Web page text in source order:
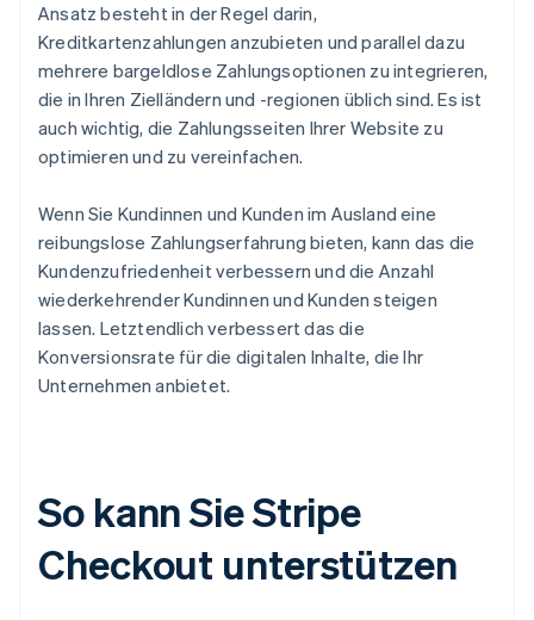
Ansatz besteht in der Regel darin,
Kreditkartenzahlungen anzubieten und parallel dazu
mehrere bargeldlose Zahlungsoptionen zu integrieren,
die in Ihren Zielländern und -regionen üblich sind. Es ist
auch wichtig, die Zahlungsseiten Ihrer Website zu
optimieren und zu vereinfachen.
Wenn Sie Kundinnen und Kunden im Ausland eine
reibungslose Zahlungserfahrung bieten, kann das die
Kundenzufriedenheit verbessern und die Anzahl
wiederkehrender Kundinnen und Kunden steigen
lassen. Letztendlich verbessert das die
Konversionsrate für die digitalen Inhalte, die Ihr
Unternehmen anbietet.
So kann Sie Stripe
Checkout unterstützen